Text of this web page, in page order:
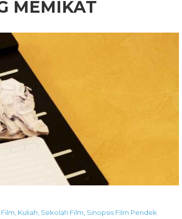
MEMIKAT
Kuliah Sekolah Film Sinopsis Film Pendek